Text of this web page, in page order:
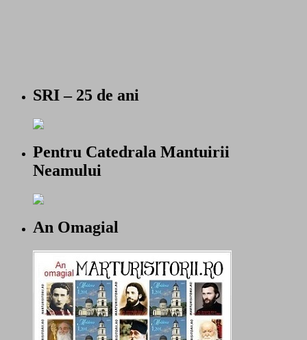
SRI – 25 de ani
Pentru Catedrala Mantuirii
Neamului
An Omagial